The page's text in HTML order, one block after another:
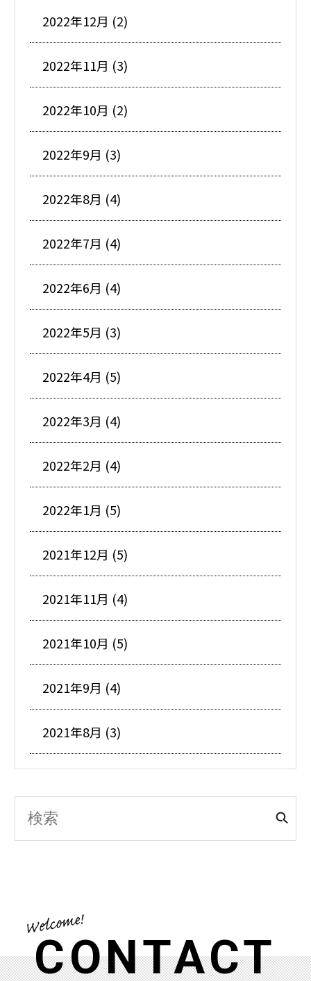
2022年12月 (2)
2022年11月 (3)
2022年10月 (2)
2022年9月 (3)
2022年8月 (4)
2022年7月 (4)
2022年6月 (4)
2022年5月 (3)
2022年4月 (5)
2022年3月 (4)
2022年2月 (4)
2022年1月 (5)
2021年12月 (5)
2021年11月 (4)
2021年10月 (5)
2021年9月 (4)
2021年8月 (3)
CONTACT